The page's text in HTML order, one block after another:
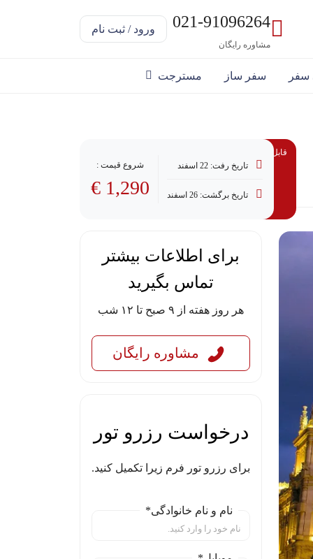
021-91096264
مشاوره رایگان
ورود / ثبت نام
سفر سفر ساز مسترجت
قابل پرداخت با وام
تاریخ رفت: 22 اسفند
تاریخ برگشت: 26 اسفند
شروع قیمت :
1,290 €
برای اطلاعات بیشتر
تماس بگیرید
هر روز هفته از ۹ صبح تا ۱۲ شب
مشاوره رایگان
درخواست رزرو تور
برای رزرو تور فرم زیرا تکمیل کنید.
نام و نام خانوادگی*